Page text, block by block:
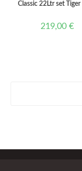
Classic 22Ltr set Tiger
219,00 €